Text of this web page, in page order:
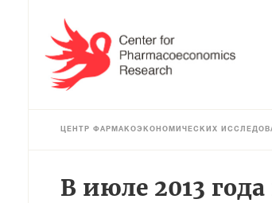
ЦЕНТР ФАРМАКОЭКОНОМИЧЕСКИХ
В июле 2013